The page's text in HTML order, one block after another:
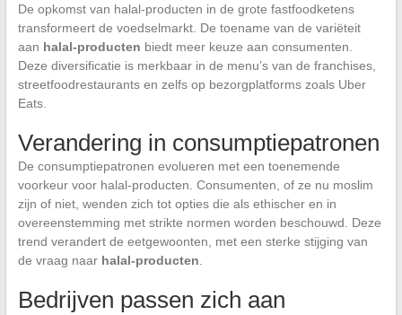
De opkomst van halal-producten in de grote fastfoodketens
transformeert de voedselmarkt. De toename van de variëteit
aan halal-producten biedt meer keuze aan consumenten.
Deze diversificatie is merkbaar in de menu’s van de franchises,
streetfoodrestaurants en zelfs op bezorgplatforms zoals Uber
Eats.
Verandering in consumptiepatronen
De consumptiepatronen evolueren met een toenemende
voorkeur voor halal-producten. Consumenten, of ze nu moslim
zijn of niet, wenden zich tot opties die als ethischer en in
overeenstemming met strikte normen worden beschouwd. Deze
trend verandert de eetgewoonten, met een sterke stijging van
de vraag naar halal-producten.
Bedrijven passen zich aan